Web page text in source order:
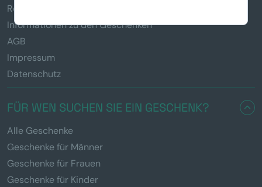
Reklamation und Rückgabe von Waren
Informationen zu den Geschenken
AGB
Impressum
Datenschutz
FÜR WEN SUCHEN SIE EIN GESCHENK?
Alle Geschenke
Geschenke für Männer
Geschenke für Frauen
Geschenke für Kinder